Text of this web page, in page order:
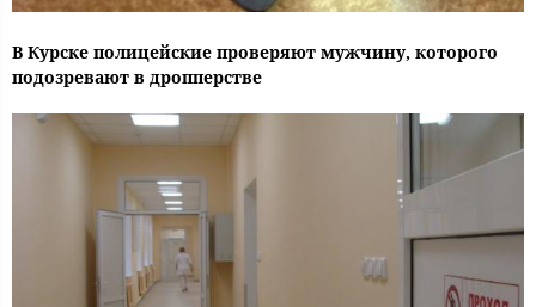
В Курске полицейские проверяют мужчину, которого
подозревают в дропперстве